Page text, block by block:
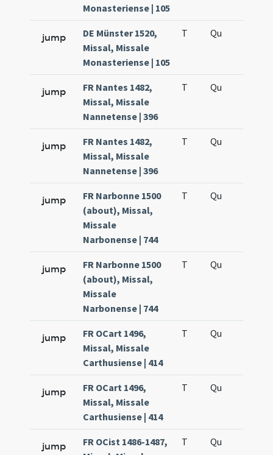
Monasteriense | 105
jump
DE Münster 1520,
Missal, Missale
Monasteriense | 105
T Qu
jump
FR Nantes 1482,
Missal, Missale
Nannetense | 396
T Qu
jump
FR Nantes 1482,
Missal, Missale
Nannetense | 396
T Qu
jump
FR Narbonne 1500
(about), Missal,
Missale
Narbonense | 744
T Qu
jump
FR Narbonne 1500
(about), Missal,
Missale
Narbonense | 744
T Qu
jump
FR OCart 1496,
Missal, Missale
Carthusiense | 414
T Qu
jump
FR OCart 1496,
Missal, Missale
Carthusiense | 414
T Qu
jump
FR OCist 1486-1487,
T Qu